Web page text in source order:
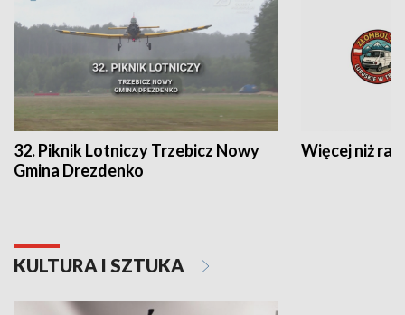
32. Piknik Lotniczy Trzebicz Nowy
Gmina Drezdenko
Więcej niż rajd
KULTURA I SZTUKA